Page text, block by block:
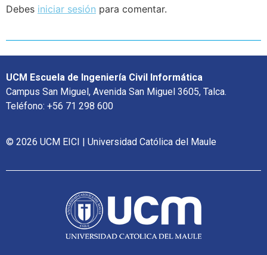
Debes iniciar sesión para comentar.
UCM Escuela de Ingeniería Civil Informática
Campus San Miguel, Avenida San Miguel 3605, Talca.
Teléfono: +56 71 298 600
© 2026 UCM EICI | Universidad Católica del Maule